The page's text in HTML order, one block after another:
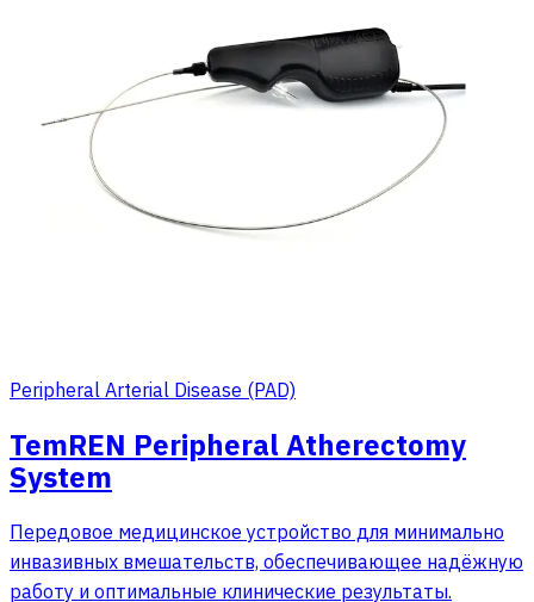
Peripheral Arterial Disease (PAD)
TemREN Peripheral Atherectomy
System
Передовое медицинское устройство для минимально
инвазивных вмешательств, обеспечивающее надёжную
работу и оптимальные клинические результаты.